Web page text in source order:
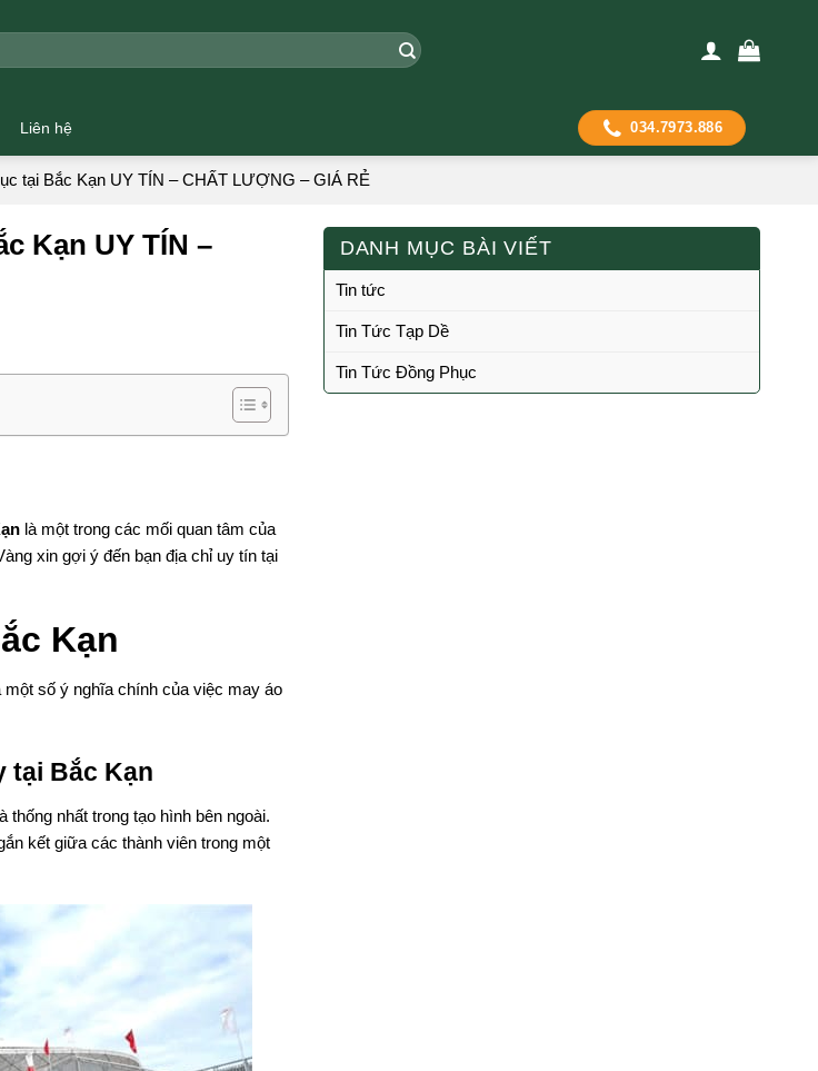
Liên hệ 034.7973.886
tại Bắc Kạn UY TÍN – CHẤT LƯỢNG – GIÁ RẺ
Kạn UY TÍN –
là một trong các mối quan tâm của
xin gợi ý đến bạn địa chỉ uy tín tại
Kạn
số ý nghĩa chính của việc may áo
tại Bắc Kạn
nhất trong tạo hình bên ngoài.
kết giữa các thành viên trong một
DANH MỤC BÀI VIẾT
Tin tức
Tin Tức Tạp Dề
Tin Tức Đồng Phục